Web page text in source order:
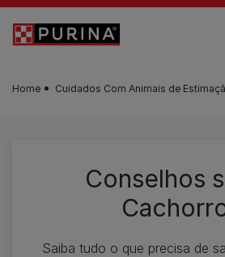
Skip to main content
Home Cuidados Com Animais de
Conselhos
Saiba tudo o que precisa de